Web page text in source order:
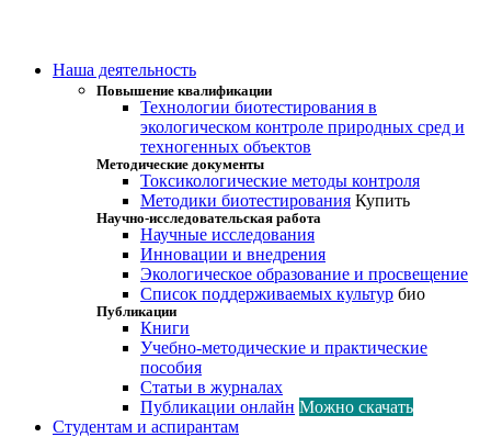
Наша деятельность
Повышение квалификации
Технологии биотестирования в
экологическом контроле природных сред и
техногенных объектов
Методические документы
Токсикологические методы контроля
Методики биотестирования Купить
Научно-исследовательская работа
Научные исследования
Инновации и внедрения
Экологическое образование и просвещение
Список поддерживаемых культур био
Публикации
Книги
Учебно-методические и практические
пособия
Статьи в журналах
Публикации онлайн Можно скачать
Студентам и аспирантам